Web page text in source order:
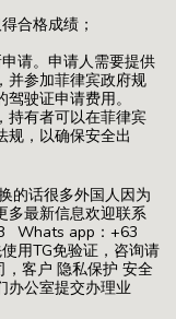
合格成绩；
请。申请人需要提供
并参加菲律宾政府规
驶证申请费用。
持有者可以在菲律宾
规，以确保安全出
的话很多外国人因为
多最新信息欢迎联系
Whats app：+63
用TG免验证，咨询请
，客户 隐私保护 安全
办公室提交办理业